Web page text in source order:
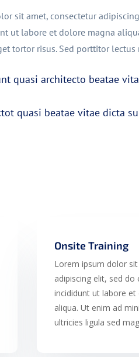
sit amet, consectetur
ut labore et dolore magna
tortor risus. Sed porttitor lectus
quasi architecto beatae
quasi beatae vitae dicta
Onsite Training
Lorem ipsum dolor
adipiscing elit, sed
incididunt ut labore
aliqua. Ut enim ad
ultricies ligula sed